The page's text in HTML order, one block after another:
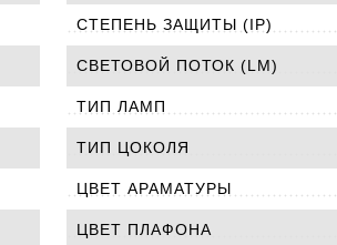
СТЕПЕНЬ ЗАЩИТЫ (IP)
СВЕТОВОЙ ПОТОК (LM)
ТИП ЛАМП
ТИП ЦОКОЛЯ
ЦВЕТ АРАМАТУРЫ
ЦВЕТ ПЛАФОНА